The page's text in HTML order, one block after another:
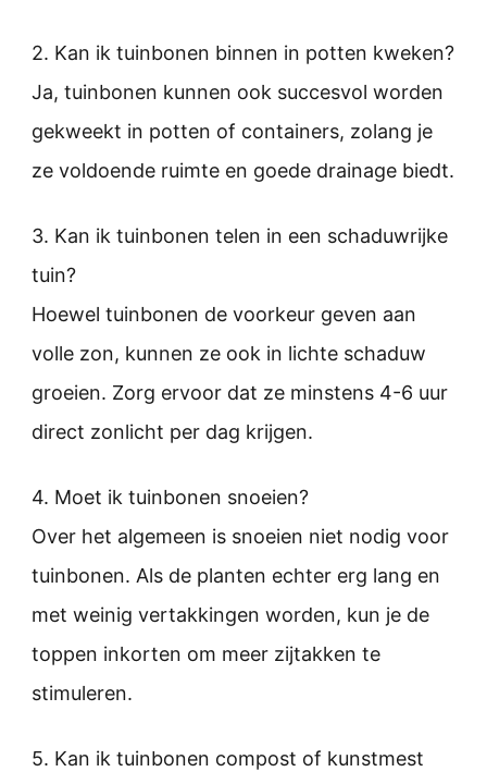
2. Kan ik tuinbonen binnen in potten kweken?
Ja, tuinbonen kunnen ook succesvol worden
gekweekt in potten of containers, zolang je
ze voldoende ruimte en goede drainage biedt.
3. Kan ik tuinbonen telen in een schaduwrijke
tuin?
Hoewel tuinbonen de voorkeur geven aan
volle zon, kunnen ze ook in lichte schaduw
groeien. Zorg ervoor dat ze minstens 4-6 uur
direct zonlicht per dag krijgen.
4. Moet ik tuinbonen snoeien?
Over het algemeen is snoeien niet nodig voor
tuinbonen. Als de planten echter erg lang en
met weinig vertakkingen worden, kun je de
toppen inkorten om meer zijtakken te
stimuleren.
5. Kan ik tuinbonen compost of kunstmest